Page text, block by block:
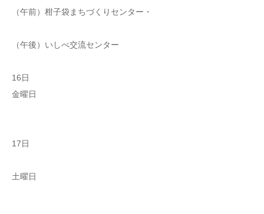
（午前）柑子袋まちづくりセンター・
（午後）いしべ交流センター
16日
金曜日
17日
土曜日